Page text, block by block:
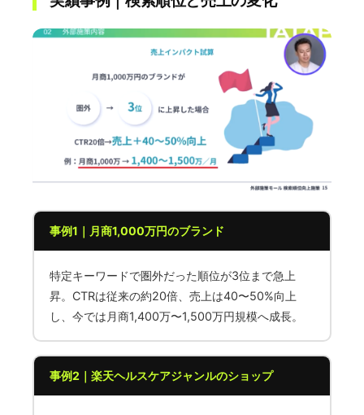
事例1｜月商1,000万円のブランド
特定キーワードで圏外だった順位が3位まで急上
昇。CTRは従来の約20倍、売上は40〜50%向上
し、今では月商1,400万〜1,500万円規模へ成長。
事例2｜楽天ヘルスケアジャンルのショップ